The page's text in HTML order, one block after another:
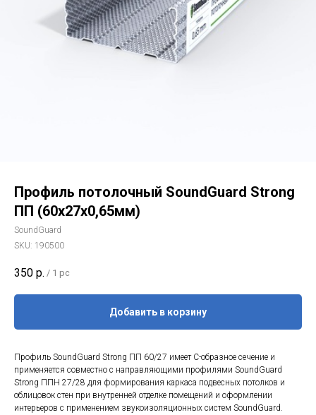
Профиль потолочный SoundGuard Strong
ПП (60х27х0,65мм)
SoundGuard
SKU: 190500
350 р. / 1 pc
Добавить в корзину
Профиль SoundGuard Strong ПП 60/27 имеет С-образное сечение и
применяется совместно с направляющими профилями SoundGuard
Strong ППН 27/28 для формирования каркаса подвесных потолков и
облицовок стен при внутренней отделке помещений и оформлении
интерьеров с применением звукоизоляционных систем SoundGuard.